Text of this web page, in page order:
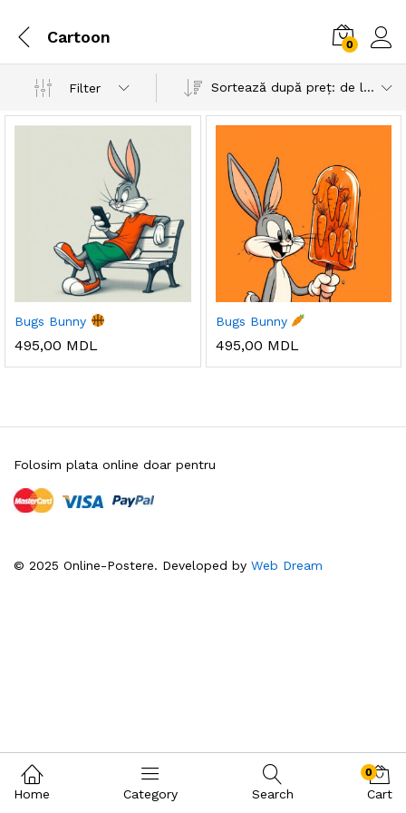
Cartoon 0
Filter Sortează după preț: de la mic la mare
Bugs Bunny
495,00 MDL
Bugs Bunny
495,00 MDL
© 2025 Online-Postere. Developed by Web Dream
Folosim plata online doar pentru
Home Category Search
0
Cart